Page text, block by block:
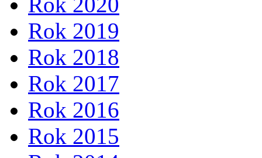
Rok 2019
Rok 2018
Rok 2017
Rok 2016
Rok 2015